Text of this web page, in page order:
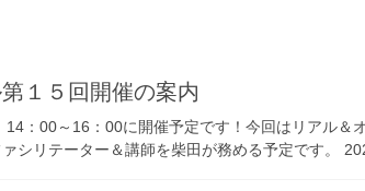
１５回開催の案内
14：00～16：00に開催予定です！今回はリアル
シリテーター＆講師を柴田が務める予定です。